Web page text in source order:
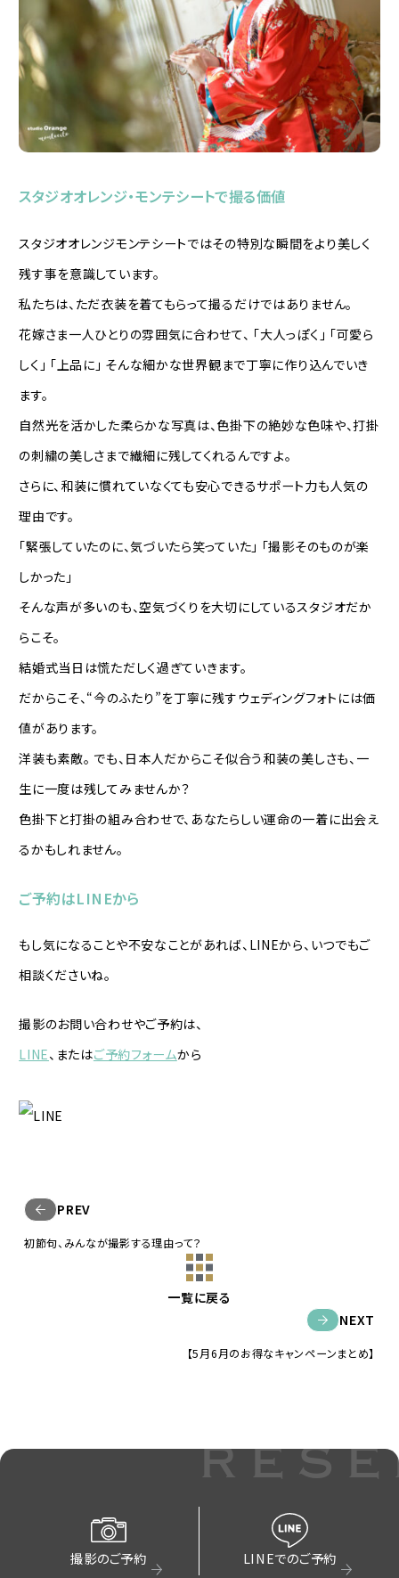
スタジオオレンジ・モンテシートで撮る価値
スタジオオレンジモンテシートではその特別な瞬間をより美しく
残す事を意識しています。
私たちは、ただ衣装を着てもらって撮るだけではありません。
花嫁さま一人ひとりの雰囲気に合わせて、 「大人っぽく」 「可愛ら
しく」 「上品に」 そんな細かな世界観まで丁寧に作り込んでいき
ます。
自然光を活かした柔らかな写真は、色掛下の絶妙な色味や、打掛
の刺繍の美しさまで繊細に残してくれるんですよ。
さらに、和装に慣れていなくても安心できるサポート力も人気の
理由です。
「緊張していたのに、気づいたら笑っていた」 「撮影そのものが楽
しかった」
そんな声が多いのも、空気づくりを大切にしているスタジオだか
らこそ。
結婚式当日は慌ただしく過ぎていきます。
だからこそ、“今のふたり”を丁寧に残すウェディングフォトには価
値があります。
洋装も素敵。 でも、日本人だからこそ似合う和装の美しさも、一
生に一度は残してみませんか？
色掛下と打掛の組み合わせで、あなたらしい運命の一着に出会え
るかもしれません。
ご予約はLINEから
もし気になることや不安なことがあれば、LINEから、いつでもご
相談くださいね。
撮影のお問い合わせやご予約は、
LINE、またはご予約フォームから
PREV
初節句、みんなが撮影する理由って？
一覧に戻る
NEXT
【5月6月のお得なキャンペーンまとめ】
撮影のご予約 LINEでのご予約